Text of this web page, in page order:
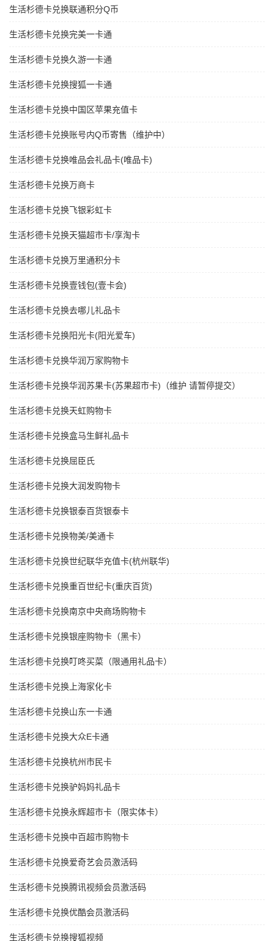
生活杉德卡兑换联通积分Q币
生活杉德卡兑换完美一卡通
生活杉德卡兑换久游一卡通
生活杉德卡兑换搜狐一卡通
生活杉德卡兑换中国区苹果充值卡
生活杉德卡兑换账号内Q币寄售（维护中）
生活杉德卡兑换唯品会礼品卡(唯品卡)
生活杉德卡兑换万商卡
生活杉德卡兑换飞银彩虹卡
生活杉德卡兑换天猫超市卡/享淘卡
生活杉德卡兑换万里通积分卡
生活杉德卡兑换壹钱包(壹卡会)
生活杉德卡兑换去哪儿礼品卡
生活杉德卡兑换阳光卡(阳光爱车)
生活杉德卡兑换华润万家购物卡
生活杉德卡兑换华润苏果卡(苏果超市卡)（维护 请暂停提交）
生活杉德卡兑换天虹购物卡
生活杉德卡兑换盒马生鲜礼品卡
生活杉德卡兑换屈臣氏
生活杉德卡兑换大润发购物卡
生活杉德卡兑换银泰百货银泰卡
生活杉德卡兑换物美/美通卡
生活杉德卡兑换世纪联华充值卡(杭州联华)
生活杉德卡兑换重百世纪卡(重庆百货)
生活杉德卡兑换南京中央商场购物卡
生活杉德卡兑换银座购物卡（黑卡）
生活杉德卡兑换叮咚买菜（限通用礼品卡）
生活杉德卡兑换上海家化卡
生活杉德卡兑换山东一卡通
生活杉德卡兑换大众E卡通
生活杉德卡兑换杭州市民卡
生活杉德卡兑换驴妈妈礼品卡
生活杉德卡兑换永辉超市卡（限实体卡）
生活杉德卡兑换中百超市购物卡
生活杉德卡兑换爱奇艺会员激活码
生活杉德卡兑换腾讯视频会员激活码
生活杉德卡兑换优酷会员激活码
生活杉德卡兑换搜狐视频